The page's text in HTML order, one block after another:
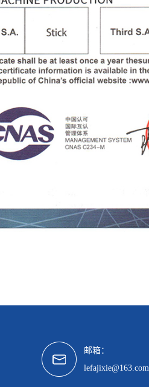
邮箱：
lefajixie@163.com